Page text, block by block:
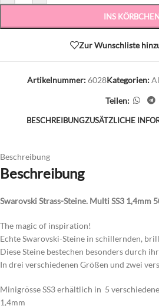
INS KÖRBCHEN
Zur Wunschliste
Artikelnummer:6028Kategorien:
Teilen:
BESCHREIBUNGZUSÄTZLICHE
Beschreibung
Beschreibung
Swarovski Strass-Steine. Multi SS3 1,4mm
The magic of inspiration!
Echte Swarovski-Steine in schillernden,
Diese Steine bestechen besonders durch
In drei verschiedenen Größen und zwei
Minigrösse SS3 erhältlich in 5
1,4mm